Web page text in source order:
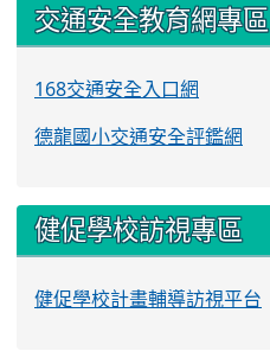
交通安全教育網專區
168交通安全入口網
德龍國小交通安全評鑑網
健促學校訪視專區
健促學校計畫輔導訪視平台